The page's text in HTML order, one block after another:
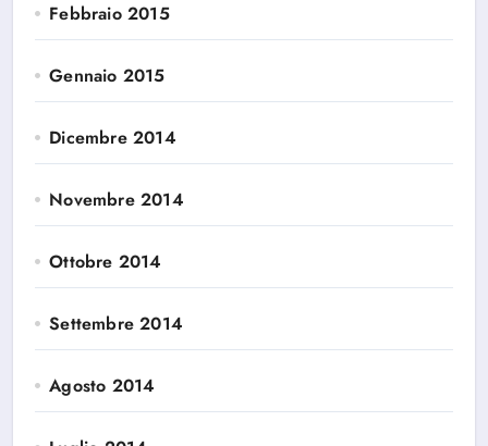
Febbraio 2015
Gennaio 2015
Dicembre 2014
Novembre 2014
Ottobre 2014
Settembre 2014
Agosto 2014